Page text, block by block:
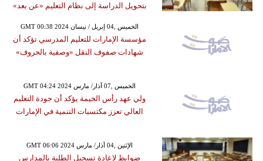
بتحويل الدراسة إلى نظام التعليم «عن بعد»
GMT 00:38 2024 الخميس ,04 إبريل / نيسان
مؤسسة الإمارات للتعليم المدرسي تؤكد أن
شهادات صفوف النقل «وصفية بالحروف»
GMT 04:24 2024 الخميس ,07 آذار/ مارس
ولي عهد رأس الخيمة يؤكد أن جودة التعليم
العالي تعزز مكتسبات التنمية في الإمارات
GMT 06:06 2024 الإثنين ,04 آذار/ مارس
ضوابط لإعادة تسجيل الطلبة بالمدارس